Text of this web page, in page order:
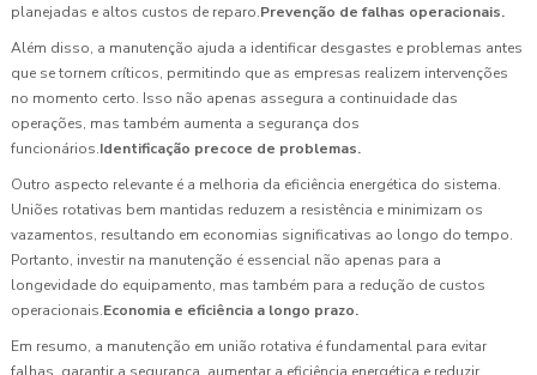
planejadas e altos custos de reparo.Prevenção de falhas operacionais.
Além disso, a manutenção ajuda a identificar desgastes e problemas antes
que se tornem críticos, permitindo que as empresas realizem intervenções
no momento certo. Isso não apenas assegura a continuidade das
operações, mas também aumenta a segurança dos
funcionários.Identificação precoce de problemas.
Outro aspecto relevante é a melhoria da eficiência energética do sistema.
Uniões rotativas bem mantidas reduzem a resistência e minimizam os
vazamentos, resultando em economias significativas ao longo do tempo.
Portanto, investir na manutenção é essencial não apenas para a
longevidade do equipamento, mas também para a redução de custos
operacionais.Economia e eficiência a longo prazo.
Em resumo, a manutenção em união rotativa é fundamental para evitar
falhas, garantir a segurança, aumentar a eficiência energética e reduzir